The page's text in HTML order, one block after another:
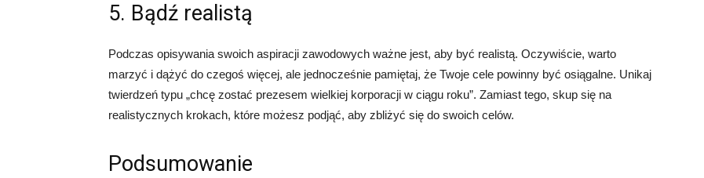
5. Bądź realistą
Podczas opisywania swoich aspiracji zawodowych ważne jest, aby być realistą. Oczywiście, warto
marzyć i dążyć do czegoś więcej, ale jednocześnie pamiętaj, że Twoje cele powinny być osiągalne. Unikaj
twierdzeń typu „chcę zostać prezesem wielkiej korporacji w ciągu roku”. Zamiast tego, skup się na
realistycznych krokach, które możesz podjąć, aby zbliżyć się do swoich celów.
Podsumowanie